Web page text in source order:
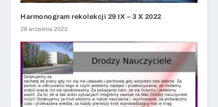
Harmonogram rekolekcji 29 IX – 3 X 2022
28 września 2022